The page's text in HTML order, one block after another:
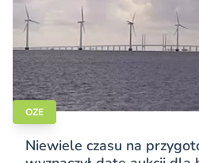
OZE
Niewiele czasu na